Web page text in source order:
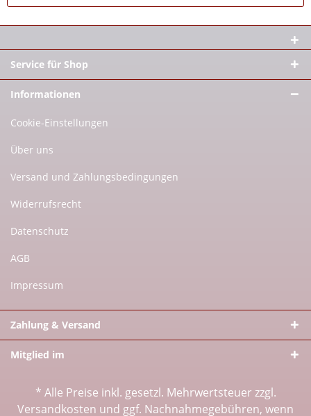
Service für Shop
Informationen
Cookie-Einstellungen
Über uns
Versand und Zahlungsbedingungen
Widerrufsrecht
Datenschutz
AGB
Impressum
Zahlung & Versand
Mitglied im
* Alle Preise inkl. gesetzl. Mehrwertsteuer zzgl.
Versandkosten und ggf. Nachnahmegebühren, wenn